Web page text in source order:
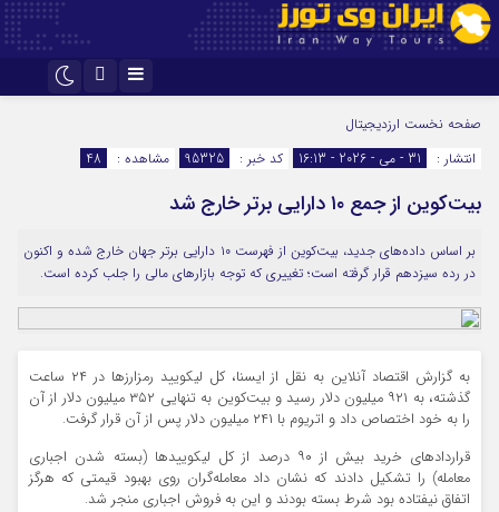
اینستاگرام
صفحه نخست ارزدیجیتال
انتشار :
31 - می - 2026 - 16:13 کد خبر : 95325 مشاهده : 48
بیت‌کوین از جمع ۱۰ دارایی برتر خارج شد
بر اساس داده‌های جدید، بیت‌کوین از فهرست ۱۰ دارایی برتر جهان خارج شده و اکنون
در رده سیزدهم قرار گرفته است؛ تغییری که توجه بازارهای مالی را جلب کرده است.
به گزارش اقتصاد آنلاین به نقل از ایسنا، کل لیکویید رمزارزها در ۲۴ ساعت
گذشته، به ۹۲۱ میلیون دلار رسید و بیت‌کوین به تنهایی ۳۵۲ میلیون دلار از آن
را به خود اختصاص داد و اتریوم با ۲۴۱ میلیون دلار پس از آن قرار گرفت.
قراردادهای خرید بیش از ۹۰ درصد از کل لیکوییدها (بسته شدن اجباری
معامله) را تشکیل دادند که نشان داد معامله‌گران روی بهبود قیمتی که هرگز
اتفاق نیفتاده بود شرط بسته بودند و این به فروش اجباری منجر شد.